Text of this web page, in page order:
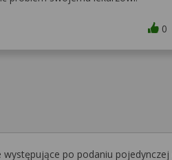
0
występujące po podaniu